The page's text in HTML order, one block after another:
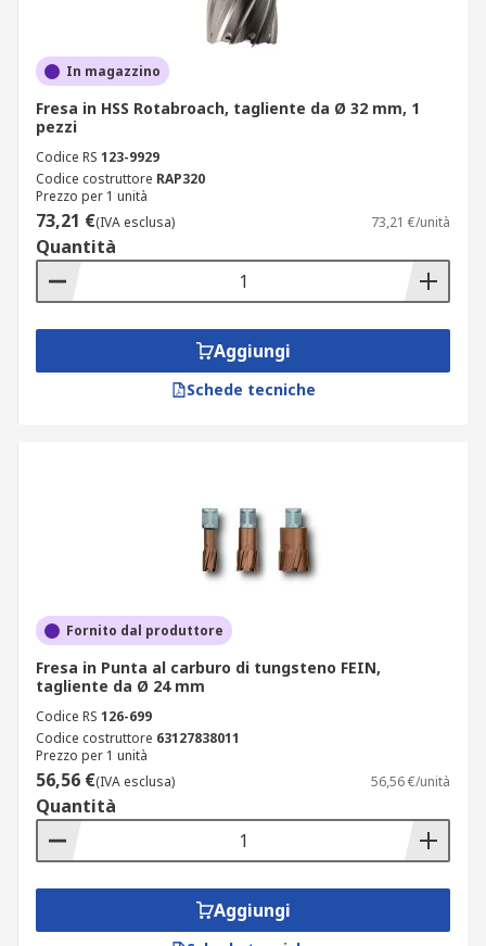
In magazzino
Fresa in HSS Rotabroach, tagliente da Ø 32 mm, 1
pezzi
Codice RS 123-9929
Codice costruttore RAP320
Prezzo per 1 unità
73,21 €(IVA esclusa) 73,21 €/unità
Quantità
Aggiungi
Schede tecniche
Fornito dal produttore
Fresa in Punta al carburo di tungsteno FEIN,
tagliente da Ø 24 mm
Codice RS 126-699
Codice costruttore 63127838011
Prezzo per 1 unità
56,56 €(IVA esclusa) 56,56 €/unità
Quantità
Aggiungi